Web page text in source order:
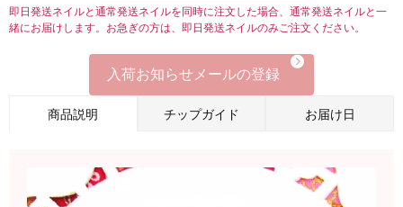
即日発送ネイルと通常発送ネイルを同時に注文した場合、通常発送ネイルと一
緒にお届けします。お急ぎの方は、即日発送ネイルのみご注文ください。
入荷お知らせメールの登録
商品説明 チップガイド お届け日